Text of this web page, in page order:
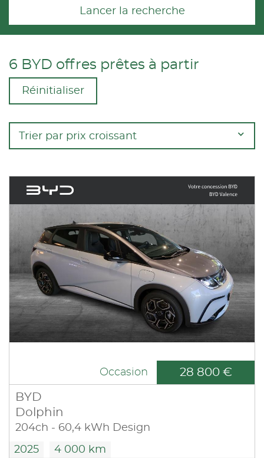
Lancer la recherche
6 BYD offres prêtes à partir
Réinitialiser
Trier par prix croissant
Occasion 28 800 €
BYD
Dolphin
204ch - 60,4 kWh Design
2025 4 000 km